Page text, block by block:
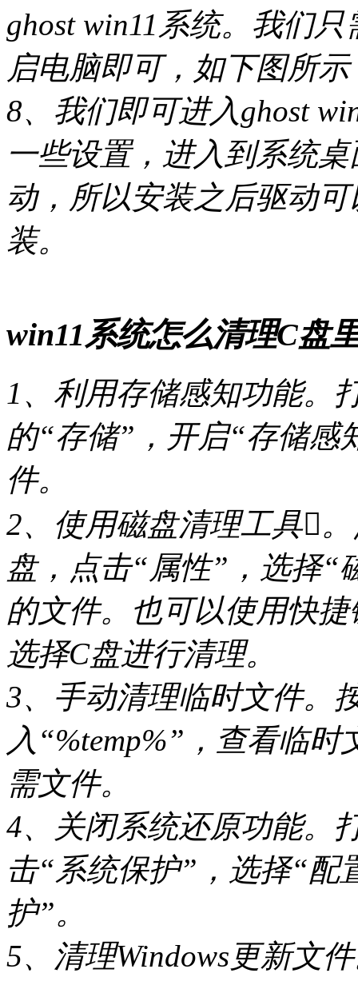
ghost win11系统。我们
启电脑即可，如下图所示
8、我们即可进入ghost
一些设置，进入到系统
动，所以安装之后驱动
装。
win11系统怎么清理C盘
1、利用存储感知功能。
的“存储”，开启“存储感
件。
2、使用磁盘清理工具
盘，点击“属性”，选择“
的文件。也可以使用快
选择C盘进行清理。
3、手动清理临时文件。
入“%temp%”，查看临
需文件。
4、关闭系统还原功能。
击“系统保护”，选择“配
护”。
5、清理Windows更新文